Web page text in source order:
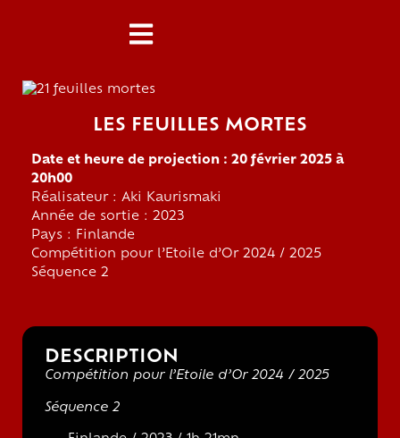
LES FEUILLES MORTES
Date et heure de projection : 20 février 2025 à
20h00
Réalisateur : Aki Kaurismaki
Année de sortie : 2023
Pays : Finlande
Compétition pour l’Etoile d’Or 2024 / 2025
Séquence 2
DESCRIPTION
Compétition pour l’Etoile d’Or 2024 / 2025
Séquence 2